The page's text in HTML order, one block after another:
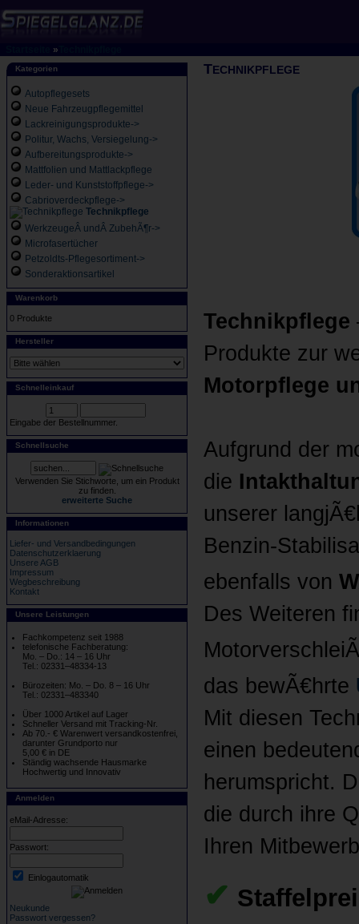
»
Kategorien
Autopflegesets
Neue Fahrzeugpflegemittel
Lackreinigungsprodukte->
Politur, Wachs, Versiegelung->
Aufbereitungsprodukte->
Mattfolien und Mattlackpflege
Leder- und Kunststoffpflege->
Cabrioverdeckpflege->
Technikpflege
WerkzeugeÂ undÂ ZubehÃ¶r->
Microfasertücher
Petzoldts-Pflegesortiment->
Sonderaktionsartikel
Warenkorb
0 Produkte
Hersteller
Schnelleinkauf
Eingabe der Bestellnummer.
Schnellsuche
Verwenden Sie Stichworte, um ein Produkt
zu finden.
erweiterte Suche
Informationen
Liefer- und Versandbedingungen
Datenschutzerklaerung
Unsere AGB
Impressum
Wegbeschreibung
Kontakt
Unsere Leistungen
Fachkompetenz seit 1988
telefonische Fachberatung:
Mo. – Do.: 14 – 16 Uhr
Tel.: 02331–48334-13
Bürozeiten: Mo. – Do. 8 – 16 Uhr
Tel.: 02331–483340
Über 1000 Artikel auf Lager
Schneller Versand mit Tracking-Nr.
Ab 70.- € Warenwert versandkostenfrei,
darunter Grundporto nur
5,00 € in DE
Ständig wachsende Hausmarke
Hochwertig und Innovativ
Anmelden
eMail-Adresse:
Passwort:
Einlogautomatik
Neukunde
Passwort vergessen?
TECHNIKPFLEGE
Technikpflege
Produkte zur
Motorpflege
Aufgrund der
die
unserer
Benzin-
ebenfalls von
Des Weiteren
das bewÃ€hrte
Mit diesen
einen
herumspricht.
die durch ihre
Ihren
✔